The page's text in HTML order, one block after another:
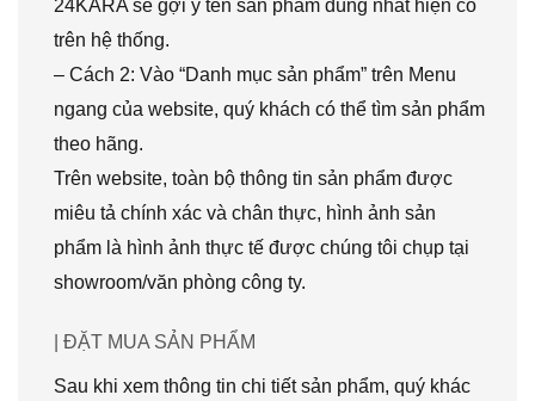
24KARA sẽ gợi ý tên sản phẩm đúng nhất hiện có
trên hệ thống.
– Cách 2: Vào “Danh mục sản phẩm” trên Menu
ngang của website, quý khách có thể tìm sản phẩm
theo hãng.
Trên website, toàn bộ thông tin sản phẩm được
miêu tả chính xác và chân thực, hình ảnh sản
phẩm là hình ảnh thực tế được chúng tôi chụp tại
showroom/văn phòng công ty.
| ĐẶT MUA SẢN PHẨM
Sau khi xem thông tin chi tiết sản phẩm, quý khác